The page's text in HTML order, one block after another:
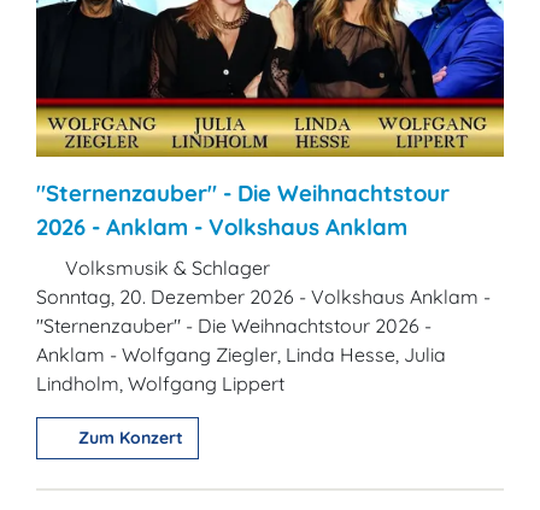
"Sternenzauber" - Die Weihnachtstour
2026 - Anklam - Volkshaus Anklam
Volksmusik & Schlager
Sonntag, 20. Dezember 2026 - Volkshaus Anklam -
"Sternenzauber" - Die Weihnachtstour 2026 -
Anklam - Wolfgang Ziegler, Linda Hesse, Julia
Lindholm, Wolfgang Lippert
Zum Konzert